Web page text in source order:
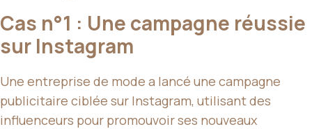
Cas n°1 : Une campagne réussie
sur Instagram
Une entreprise de mode a lancé une campagne
publicitaire ciblée sur Instagram, utilisant des
influenceurs pour promouvoir ses nouveaux